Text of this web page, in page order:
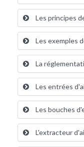
Les principes
Les exemples
La
Les entrées
Les bouches
L'extracteur